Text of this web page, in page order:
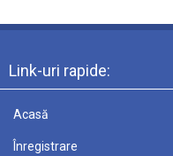
Link-uri rapide:
Acasă
Înregistrare